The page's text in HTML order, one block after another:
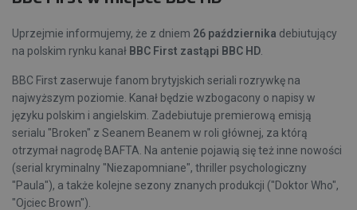
Uprzejmie informujemy, że z dniem 26 października debiutujący
na polskim rynku kanał BBC First zastąpi BBC HD
BBC First zaserwuje fanom brytyjskich seriali rozrywkę na
najwyższym poziomie. Kanał będzie wzbogacony o napisy w
języku polskim i angielskim. Zadebiutuje premierową emisją
serialu "Broken" z Seanem Beanem w roli głównej, za którą
otrzymał nagrodę BAFTA. Na antenie pojawią się też inne nowości
(serial kryminalny "Niezapomniane", thriller psychologiczny
"Paula"), a także kolejne sezony znanych produkcji ("Doktor Who",
"Ojciec Brown").